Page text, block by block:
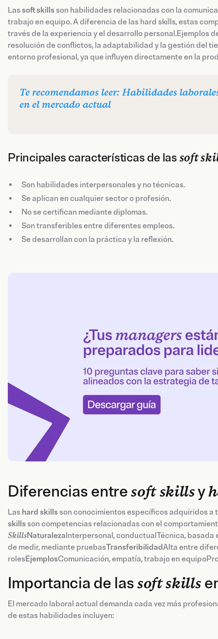
Las soft skills son habilidades relacionadas con la
trabajo en equipo. A diferencia de las hard skills, estas
través de la experiencia y el desarrollo personal.Ejemplos
resolución de conflictos, la adaptabilidad y la gestión del
entorno profesional, ya que influyen directamente en la
Te recomendamos leer: Habilidades
en el mercado actual
Principales características de las soft
Son habilidades interpersonales y no técnicas.
Se aplican en cualquier sector o profesión.
No se certifican mediante diplomas.
Son transferibles entre diferentes empleos.
Se desarrollan con la práctica y la reflexión.
Diferencias entresoft skillsy
Las hard skills son conocimientos específicos adquiridos
skills son competencias relacionadas con el
SkillsNaturalezaInterpersonal, conductualTécnica, basada
de medir, mediante pruebasTransferibilidadAlta entre
rolesEjemplosComunicación, empatía, trabajo en
Importancia de lassoft skills
El mercado laboral actual demanda cada vez más
de estas habilidades incluyen: